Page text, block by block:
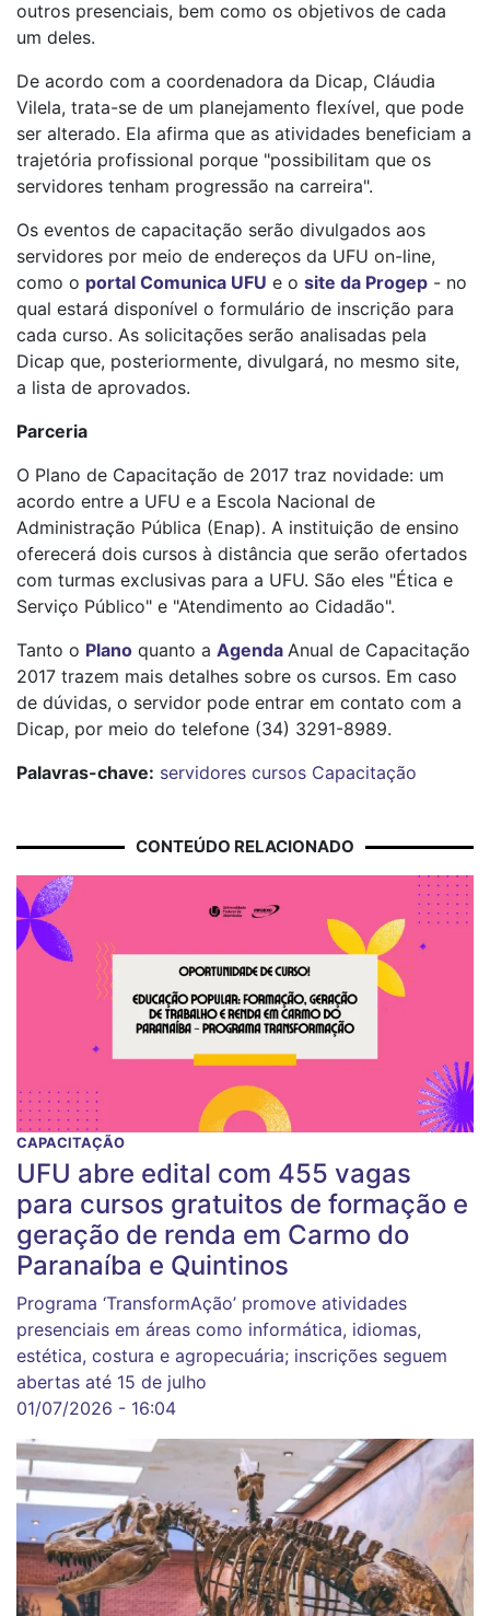
outros presenciais, bem como os objetivos de cada
um deles.
De acordo com a coordenadora da Dicap, Cláudia
Vilela, trata-se de um planejamento flexível, que pode
ser alterado. Ela afirma que as atividades beneficiam a
trajetória profissional porque "possibilitam que os
servidores tenham progressão na carreira".
Os eventos de capacitação serão divulgados aos
servidores por meio de endereços da UFU on-line,
como o portal Comunica UFU e o site da Progep - no
qual estará disponível o formulário de inscrição para
cada curso. As solicitações serão analisadas pela
Dicap que, posteriormente, divulgará, no mesmo site,
a lista de aprovados.
Parceria
O Plano de Capacitação de 2017 traz novidade: um
acordo entre a UFU e a Escola Nacional de
Administração Pública (Enap). A instituição de ensino
oferecerá dois cursos à distância que serão ofertados
com turmas exclusivas para a UFU. São eles "Ética e
Serviço Público" e "Atendimento ao Cidadão".
Tanto o Plano quanto a Agenda Anual de Capacitação
2017 trazem mais detalhes sobre os cursos. Em caso
de dúvidas, o servidor pode entrar em contato com a
Dicap, por meio do telefone (34) 3291-8989.
Palavras-chave: servidores cursos Capacitação
CONTEÚDO RELACIONADO
CAPACITAÇÃO
UFU abre edital com 455 vagas
para cursos gratuitos de formação e
geração de renda em Carmo do
Paranaíba e Quintinos
Programa ‘TransformAção’ promove atividades
presenciais em áreas como informática, idiomas,
estética, costura e agropecuária; inscrições seguem
abertas até 15 de julho
01/07/2026 - 16:04